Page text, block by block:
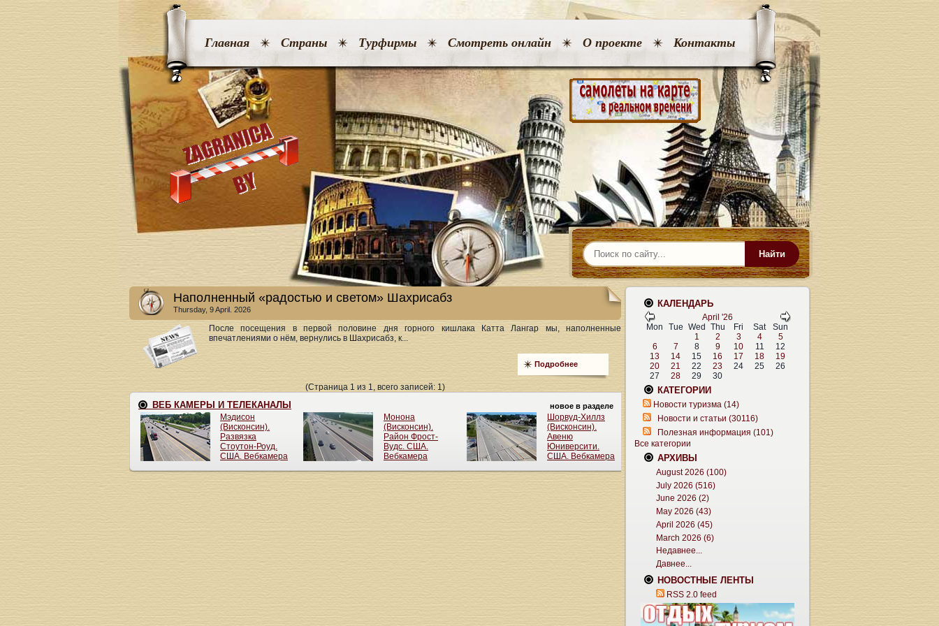
Главная Страны Турфирмы Смотреть онлайн О проекте Контакты
Найти
Наполненный «радостью и светом» Шахрисабз
Thursday, 9 April. 2026
После посещения в первой половине дня горного кишлака Катта Лангар мы, наполненные
впечатлениями о нём, вернулись в Шахрисабз, к...
Подробнее
(Страница 1 из 1, всего записей: 1)
КАЛЕНДАРЬ
April '26
Mon
Tue Wed Thu Fri Sat
Sun
1
2 3 4
5
6
7 8 9 10 11
12
13
14 15 16 17 18
19
20
21 22 23 24 25
26
27
28 29 30
КАТЕГОРИИ
Новости туризма (14)
Новости и статьи (30116)
Полезная информация (101)
Все категории
АРХИВЫ
August 2026 (100)
July 2026 (516)
June 2026 (2)
May 2026 (43)
April 2026 (45)
March 2026 (6)
Недавнее...
Давнее...
НОВОСТНЫЕ ЛЕНТЫ
RSS 2.0 feed